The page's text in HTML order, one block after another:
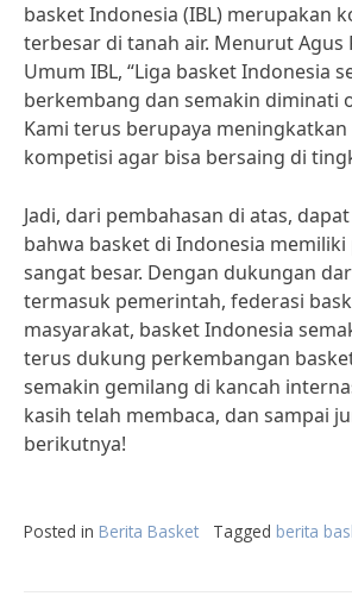
basket Indonesia (IBL) merupakan
terbesar di tanah air. Menurut Agus
Umum IBL, “Liga basket Indonesia
berkembang dan semakin diminati
Kami terus berupaya
kompetisi agar bisa bersaing di
Jadi, dari pembahasan di atas,
bahwa basket di Indonesia
sangat besar. Dengan dukungan
termasuk pemerintah, federasi
masyarakat, basket Indonesia
terus dukung perkembangan
semakin gemilang di kancah
kasih telah membaca, dan sampai
berikutnya!
Posted in Berita Basket Tagged berita